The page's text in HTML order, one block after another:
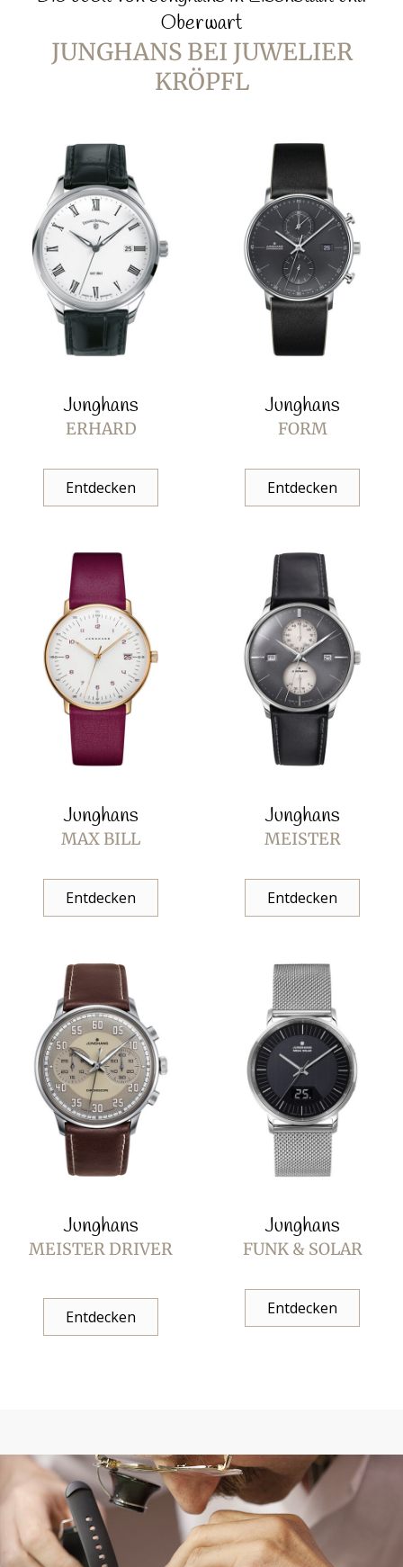
Oberwart
JUNGHANS BEI JUWELIER
KRÖPFL
Junghans
ERHARD
Entdecken
Junghans
FORM
Entdecken
Junghans
MAX BILL
Entdecken
Junghans
MEISTER
Entdecken
Junghans
MEISTER DRIVER
Entdecken
Junghans
FUNK & SOLAR
Entdecken